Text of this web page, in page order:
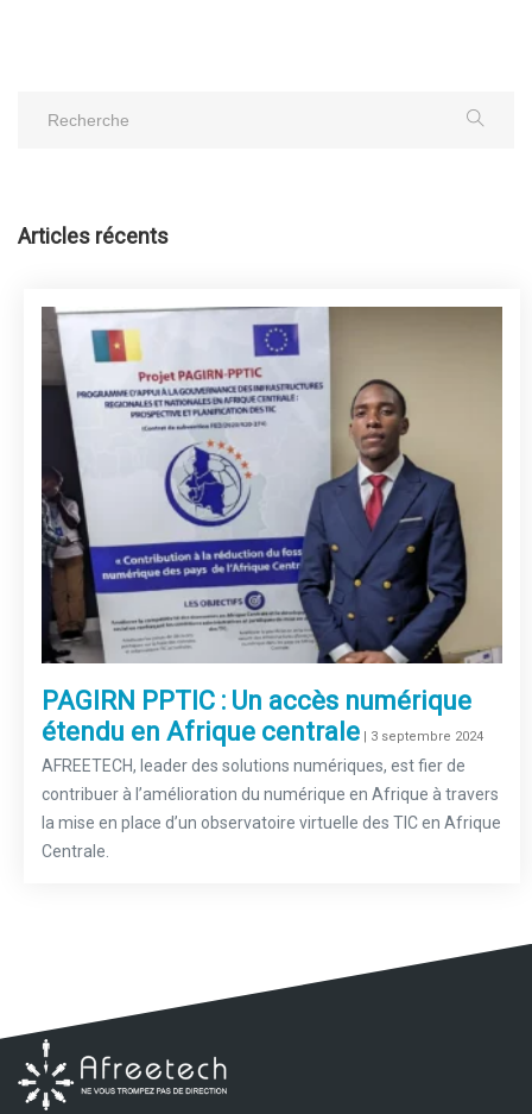
Articles récents
PAGIRN PPTIC : Un accès numérique
étendu en Afrique centrale | 3 septembre 2024
AFREETECH, leader des solutions numériques, est fier de
contribuer à l’amélioration du numérique en Afrique à travers
la mise en place d’un observatoire virtuelle des TIC en Afrique
Centrale.